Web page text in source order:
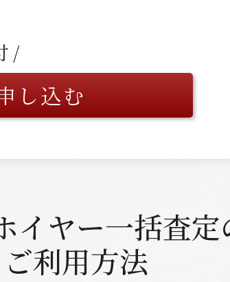
/
し込む
イヤー一括査定
ご利用方法